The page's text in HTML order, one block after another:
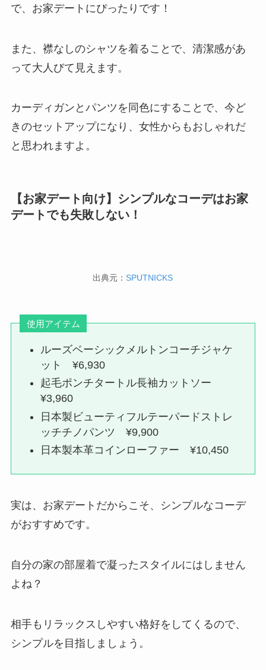
で、お家デートにぴったりです！
また、襟なしのシャツを着ることで、清潔感があ
って大人びて見えます。
カーディガンとパンツを同色にすることで、今ど
きのセットアップになり、女性からもおしゃれだ
と思われますよ。
【お家デート向け】シンプルなコーデはお家
デートでも失敗しない！
出典元： SPUTNICKS
使用アイテム
ルーズベーシックメルトンコーチジャケ
ット ¥6,930
起毛ポンチタートル長袖カットソー
¥3,960
日本製ビューティフルテーパードストレ
ッチチノパンツ ¥9,900
日本製本革コインローファー ¥10,450
実は、お家デートだからこそ、シンプルなコーデ
がおすすめです。
自分の家の部屋着で凝ったスタイルにはしません
よね？
相手もリラックスしやすい格好をしてくるので、
シンプルを目指しましょう。